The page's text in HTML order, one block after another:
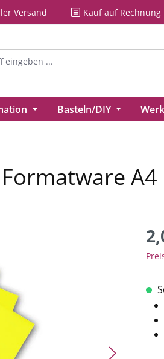
Versand Kauf auf Rechnung
Basteln/DIY
Formatware